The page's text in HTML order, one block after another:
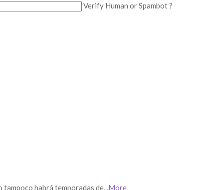
Verify Human or Spambot ?
habrá temporadas de...More